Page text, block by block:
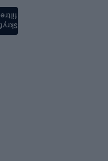
Skryť
filtre